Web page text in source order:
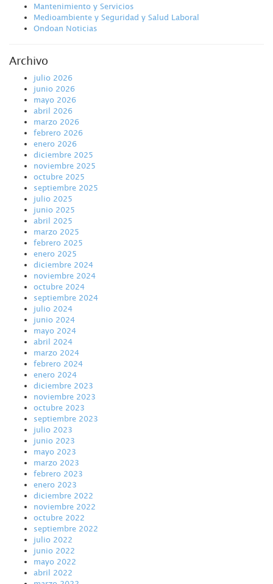
Mantenimiento y Servicios
Medioambiente y Seguridad y Salud Laboral
Ondoan Noticias
Archivo
julio 2026
junio 2026
mayo 2026
abril 2026
marzo 2026
febrero 2026
enero 2026
diciembre 2025
noviembre 2025
octubre 2025
septiembre 2025
julio 2025
junio 2025
abril 2025
marzo 2025
febrero 2025
enero 2025
diciembre 2024
noviembre 2024
octubre 2024
septiembre 2024
julio 2024
junio 2024
mayo 2024
abril 2024
marzo 2024
febrero 2024
enero 2024
diciembre 2023
noviembre 2023
octubre 2023
septiembre 2023
julio 2023
junio 2023
mayo 2023
marzo 2023
febrero 2023
enero 2023
diciembre 2022
noviembre 2022
octubre 2022
septiembre 2022
julio 2022
junio 2022
mayo 2022
abril 2022